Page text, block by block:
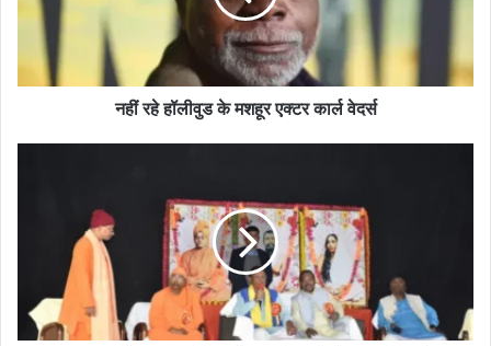
नहीं रहे हॉलीवुड के मशहूर एक्टर कार्ल वेदर्स